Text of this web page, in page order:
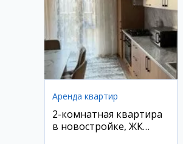
Аренда квартир
2-комнатная квартира
в новостройке, ЖК